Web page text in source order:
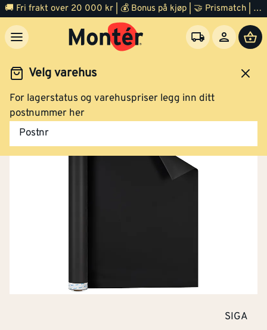
🚚 Fri frakt over 20 000 kr | 💰 Bonus på kjøp | 🤝 Prismatch | ⭐ 100% fornøyd garanti | 🏪 140 byggevarehus
Velg varehus
For lagerstatus og varehuspriser legg inn ditt
postnummer her
Postnr
Byggevarer Vindsperre
SIGA